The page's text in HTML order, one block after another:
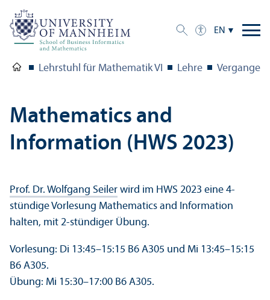
EN
Lehrstuhl für Mathematik VI Lehre
Mathematics and
Information (HWS 2023)
Prof. Dr. Wolfgang Seiler wird im HWS 2023 eine 4-
stündige Vorlesung Mathematics and Information
halten, mit 2-stündiger Übung.
Vorlesung: Di 13:45–15:15 B6 A305 und Mi 13:45–15:15
B6 A305.
Übung: Mi 15:30–17:00 B6 A305.